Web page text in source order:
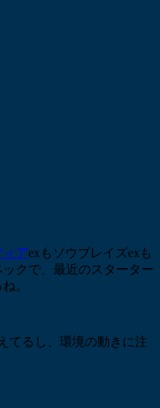
ィアexもソウブレイズexも
クで、最近のスターター
。
てるし、環境の動きに注